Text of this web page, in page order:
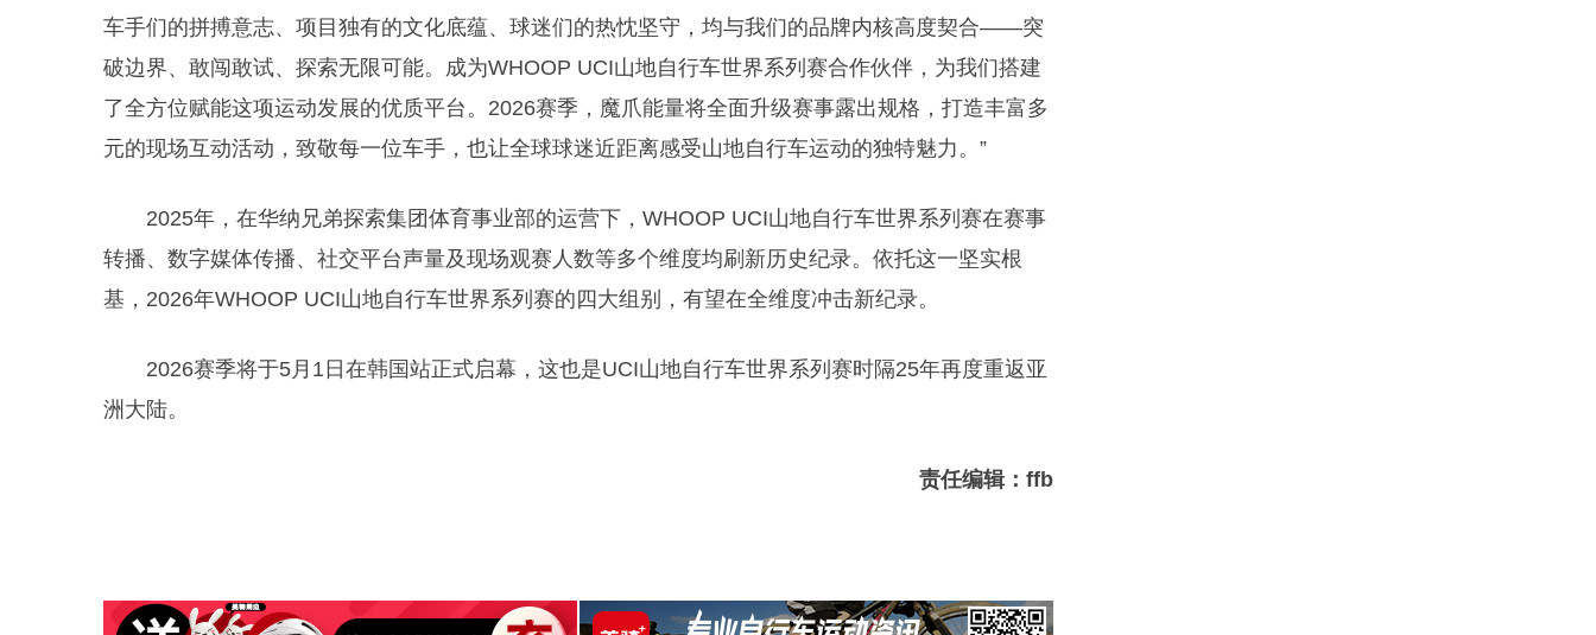
车手们的拼搏意志、项目独有的文化底蕴、球迷们的热忱坚守，均与我们的品牌内核高度契合——突
破边界、敢闯敢试、探索无限可能。成为WHOOP UCI山地自行车世界系列赛合作伙伴，为我们搭建
了全方位赋能这项运动发展的优质平台。2026赛季，魔爪能量将全面升级赛事露出规格，打造丰富多
元的现场互动活动，致敬每一位车手，也让全球球迷近距离感受山地自行车运动的独特魅力。”
2025年，在华纳兄弟探索集团体育事业部的运营下，WHOOP UCI山地自行车世界系列赛在赛事
转播、数字媒体传播、社交平台声量及现场观赛人数等多个维度均刷新历史纪录。依托这一坚实根
基，2026年WHOOP UCI山地自行车世界系列赛的四大组别，有望在全维度冲击新纪录。
2026赛季将于5月1日在韩国站正式启幕，这也是UCI山地自行车世界系列赛时隔25年再度重返亚
洲大陆。
责任编辑：ffb